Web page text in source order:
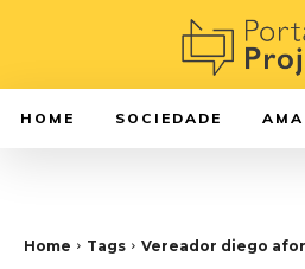
HOME SOCIEDADE
Home Tags Vereador diego